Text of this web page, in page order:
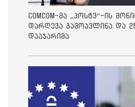
ComCom-მა „პოსტვ“-ის
დარღევა გამოავლინა და
დააჯარიმა